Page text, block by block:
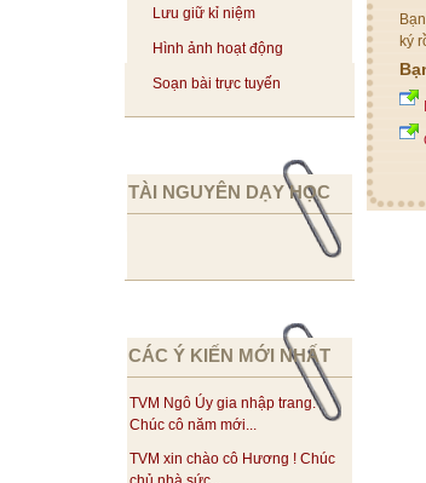
Lưu giữ kỉ niệm
Hình ảnh hoạt động
Soạn bài trực tuyến
TÀI NGUYÊN DẠY HỌC
CÁC Ý KIẾN MỚI NHẤT
TVM Ngô Úy gia nhập trang.
Chúc cô năm mới...
TVM xin chào cô Hương ! Chúc
ký